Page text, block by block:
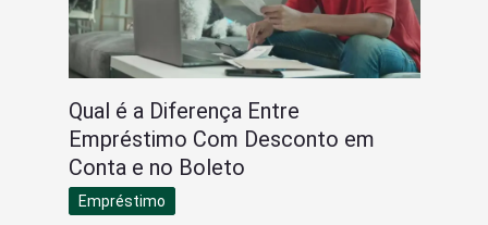
Qual é a Diferença Entre
Empréstimo Com Desconto em
Conta e no Boleto
Empréstimo